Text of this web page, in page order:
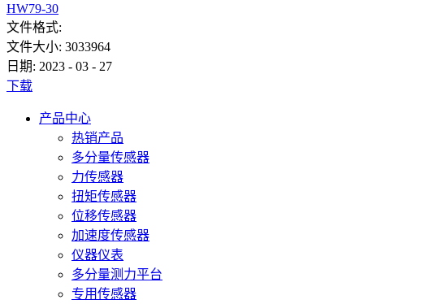
HW79-30
文件格式:
文件大小: 3033964
日期: 2023 - 03 - 27
下载
产品中心
热销产品
多分量传感器
力传感器
扭矩传感器
位移传感器
加速度传感器
仪器仪表
多分量测力平台
专用传感器